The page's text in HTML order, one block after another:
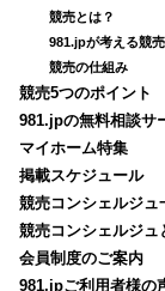
競売とは？
981.jpが考える競
競売の仕組み
競売5つのポイント
981.jpの無料相談サ
マイホーム特集
掲載スケジュール
競売コンシェルジュ
競売コンシェルジュ
会員制度のご案内
981.jpご利用者様の